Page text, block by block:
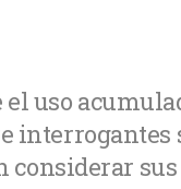
uso
interrogantes
sus